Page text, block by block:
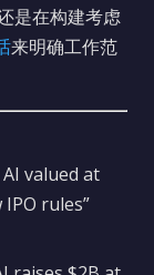
是在构建考虑
来明确工作范
valued at
IPO rules”